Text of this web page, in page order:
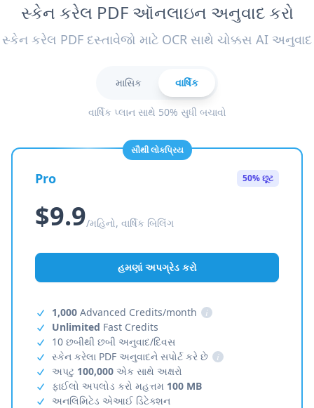
સ્કેન કરેલ PDF ઑનલાઇન અનુવાદ કરો
સ્કેન કરેલ PDF દસ્તાવેજો માટે OCR સાથે ચોક્કસ AI અનુવાદ
માસિક વાર્ષિક
વાર્ષિક પ્લાન સાથે 50% સુધી બચાવો
સૌથી લોકપ્રિય
Pro 50% છૂટ
$9.9/મહિનો, વાર્ષિક બિલિંગ
હમણાં અપગ્રેડ કરો
1,000 Advanced Credits/month
i
Unlimited Fast Credits
10 છબીથી છબી અનુવાદ/દિવસ
સ્કેન કરેલા PDF અનુવાદને સપોર્ટ કરે છે
i
અપટુ 100,000 એક સાથે અક્ષરો
ફાઈલો અપલોડ કરો મહત્તમ 100 MB
અનલિમિટેડ એઆઈ ડિટેક્શન